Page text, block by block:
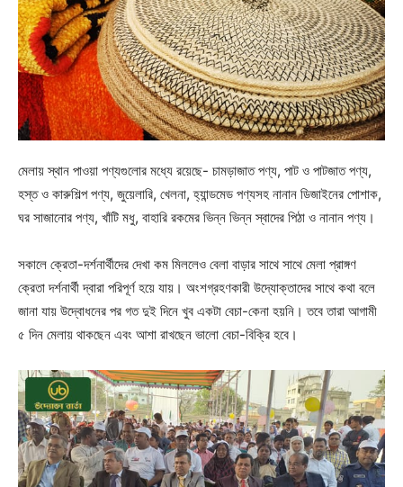
মেলায় স্থান পাওয়া পণ্যগুলোর মধ্যে রয়েছে- চামড়াজাত পণ্য, পাট ও পাটজাত পণ্য,
হস্ত ও কারুশিল্প পণ্য, জুয়েলারি, খেলনা, হ্যান্ডমেড পণ্যসহ নানান ডিজাইনের পোশাক,
ঘর সাজানোর পণ্য, খাঁটি মধু, বাহারি রকমের ভিন্ন ভিন্ন স্বাদের পিঠা ও নানান পণ্য।
সকালে ক্রেতা-দর্শনার্থীদের দেখা কম মিললেও বেলা বাড়ার সাথে সাথে মেলা প্রাঙ্গণ
ক্রেতা দর্শনার্থী দ্বারা পরিপূর্ণ হয়ে যায়। অংশগ্রহণকারী উদ্যোক্তাদের সাথে কথা বলে
জানা যায় উদ্বোধনের পর গত দুই দিনে খুব একটা বেচা-কেনা হয়নি। তবে তারা আগামী
৫ দিন মেলায় থাকছেন এবং আশা রাখছেন ভালো বেচা-বিক্রি হবে।